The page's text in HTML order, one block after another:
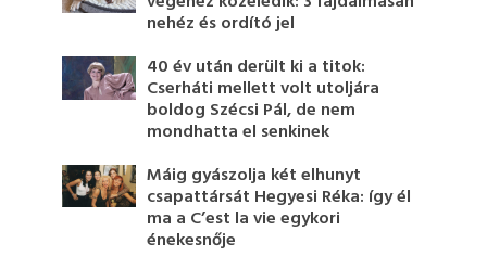
nehéz és ordító jel
40 év után derült ki a titok:
Cserháti mellett volt utoljára
boldog Szécsi Pál, de nem
mondhatta el senkinek
Máig gyászolja két elhunyt
csapattársát Hegyesi Réka: így él
ma a C’est la vie egykori
énekesnője